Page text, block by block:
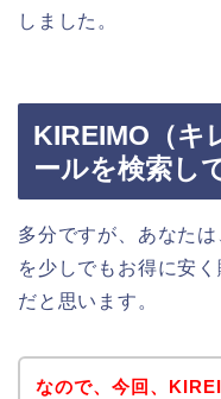
しました。
KIREIMO（キ
ールを検索し
多分ですが、あなた
を少しでもお得に安
だと思います。
なので、今回、